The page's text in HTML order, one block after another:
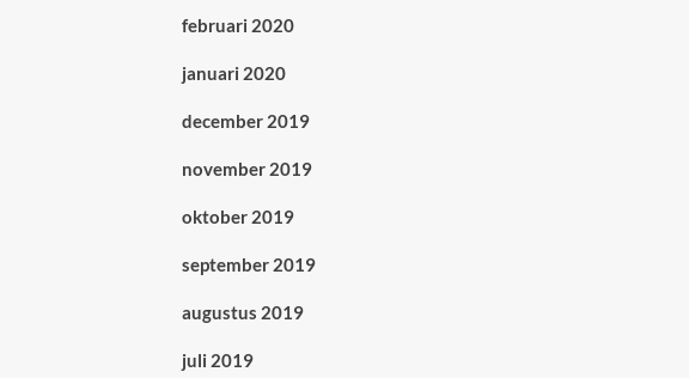
februari 2020
januari 2020
december 2019
november 2019
oktober 2019
september 2019
augustus 2019
juli 2019